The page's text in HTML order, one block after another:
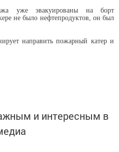
уже эвакуированы на борт
не было нефтепродуктов, он был
направить пожарный катер и
и интересным в